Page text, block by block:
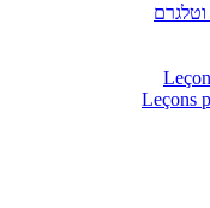
וטלגרם
Leçons